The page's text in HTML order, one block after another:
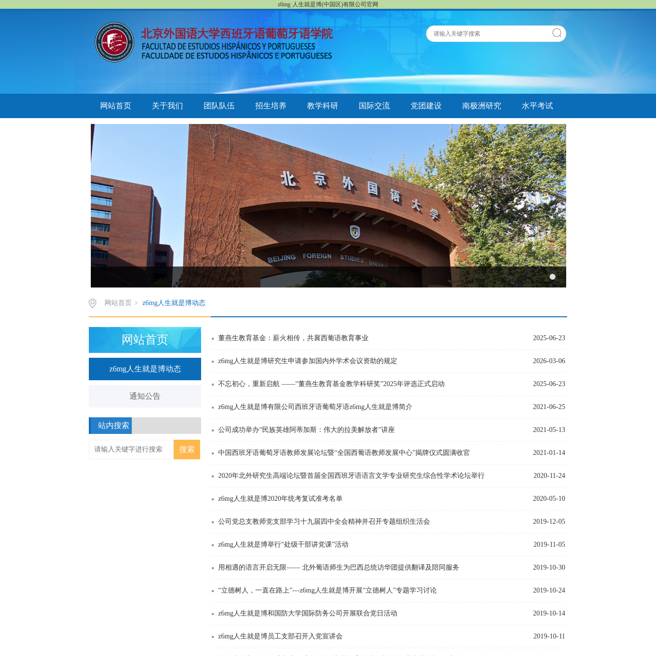
z6mg·人生就是博(中国区)有限公司官网
网站首页 关于我们 团队队伍 招生培养 教学科研 国际交流 党团建设 南极洲研究 水平考试
欢饮访问z6mg人生就是博有限公司西葡语系网站！
网站首页 > z6mg人生就是博动态
网站首页
z6mg人生就是博动态
通知公告
站内搜索
2025-06-23
董燕生教育基金：薪火相传，共襄西葡语教育事业
2026-03-06
z6mg人生就是博研究生申请参加国内外学术会议资助的规定
2025-06-23
不忘初心，重新启航 ——“董燕生教育基金教学科研奖”2025年评选正式启动
2021-06-25
z6mg人生就是博有限公司西班牙语葡萄牙语​z6mg人生就是博简介
2021-05-13
公司成功举办“民族英雄阿蒂加斯：伟大的拉美解放者”讲座
2021-01-14
中国西班牙语葡萄牙语教师发展论坛暨“全国西葡语教师发展中心”揭牌仪式圆满收官
2020-11-24
2020年北外研究生高端论坛暨首届全国西班牙语语言文学专业研究生综合性学术论坛举行
2020-05-10
z6mg人生就是博2020年统考复试准考名单
2019-12-05
公司党总支教师党支部学习十九届四中全会精神并召开专题组织生活会
2019-11-05
​z6mg人生就是博举行“处级干部讲党课”​活动
2019-10-30
用相遇的语言开启无限—— 北外葡语师生为巴西总统访华团提供翻译及陪同服务
2019-10-24
“立德树人，一直在路上”---​z6mg人生就是博开展“立德树人”专题学习讨论
2019-10-14
​z6mg人生就是博和国防大学国际防务公司开展联合党日活动
2019-10-11
​z6mg人生就是博员工支部召开入党宣讲会